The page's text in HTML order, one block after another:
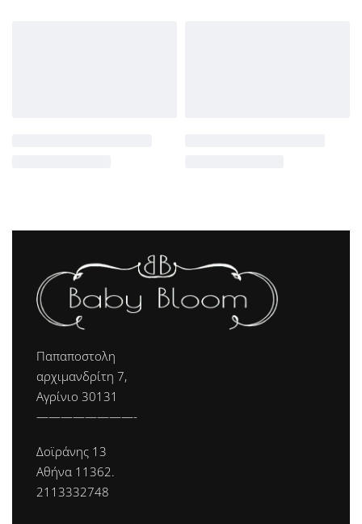
Παπαποστολη
αρχιμανδρίτη 7,
Αγρίνιο 30131
————————-
Δοϊράνης 13
Αθήνα 11362.
2113332748